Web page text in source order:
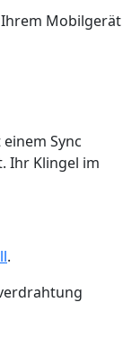
Ihrem Mobilgerät
Sync
Ihr Klingel im
.